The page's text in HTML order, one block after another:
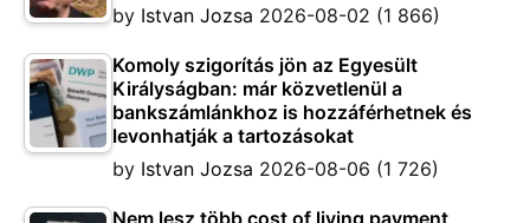
by Istvan Jozsa 2026-08-02 (1 866)
Komoly szigorítás jön az Egyesült
Királyságban: már közvetlenül a
bankszámlánkhoz is hozzáférhetnek és
levonhatják a tartozásokat
by Istvan Jozsa 2026-08-06 (1 726)
Nem lesz több cost of living payment